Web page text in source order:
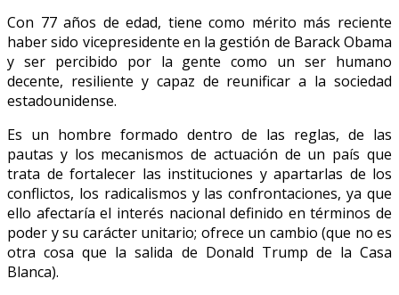
Con 77 años de edad, tiene como mérito más reciente
haber sido vicepresidente en la gestión de Barack Obama
y ser percibido por la gente como un ser humano
decente, resiliente y capaz de reunificar a la sociedad
estadounidense.
Es un hombre formado dentro de las reglas, de las
pautas y los mecanismos de actuación de un país que
trata de fortalecer las instituciones y apartarlas de los
conflictos, los radicalismos y las confrontaciones, ya que
ello afectaría el interés nacional definido en términos de
poder y su carácter unitario; ofrece un cambio (que no es
otra cosa que la salida de Donald Trump de la Casa
Blanca).